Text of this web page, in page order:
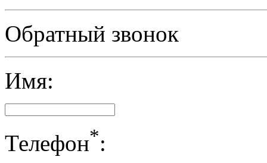
Обратный звонок
Имя:
Телефон*: